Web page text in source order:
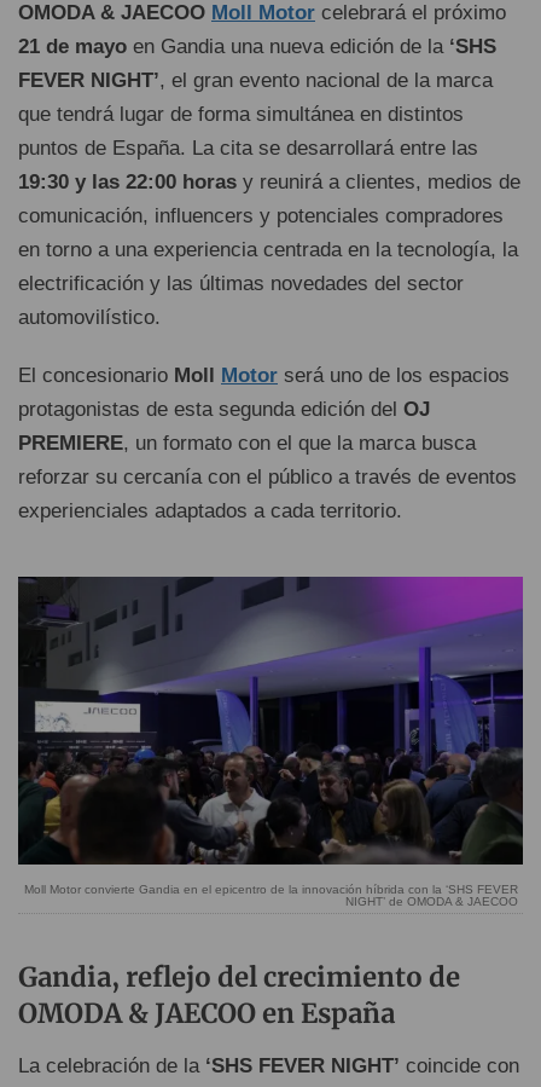
OMODA & JAECOO Moll Motor celebrará el próximo
21 de mayo en Gandia una nueva edición de la ‘SHS
FEVER NIGHT’, el gran evento nacional de la marca
que tendrá lugar de forma simultánea en distintos
puntos de España. La cita se desarrollará entre las
19:30 y las 22:00 horas y reunirá a clientes, medios de
comunicación, influencers y potenciales compradores
en torno a una experiencia centrada en la tecnología, la
electrificación y las últimas novedades del sector
automovilístico.
El concesionario Moll Motor será uno de los espacios
protagonistas de esta segunda edición del OJ
PREMIERE, un formato con el que la marca busca
reforzar su cercanía con el público a través de eventos
experienciales adaptados a cada territorio.
Moll Motor convierte Gandia en el epicentro de la innovación híbrida con la ‘SHS FEVER
NIGHT’ de OMODA & JAECOO
Gandia, reflejo del crecimiento de
OMODA & JAECOO en España
La celebración de la ‘SHS FEVER NIGHT’ coincide con